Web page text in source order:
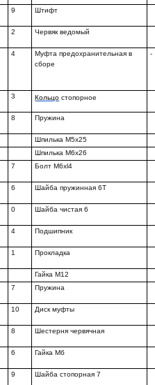
9 Штифт
2 Червяк ведомый
4
Муфта предохранительная в
сборе
-
3 Кольцо стопорное
8 Пружина
Шпилька М5х25
Шпилька М6х26
7 Болт M6xl4
6 Шайба пружинная 6Т
0 Шайба чистая 6
4 Подшипник
1 Прокладка
Гайка М12
7 Пружина
10 Диск муфты
8 Шестерня червячная
6 Гайка Мб
9 Шайба стопорная 7